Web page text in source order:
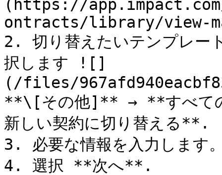
(https://
ontracts/library/view-
2. 切り替えたいテンプレー
択します ![]
(/files/
**\[その他]** → **すべての
新しい契約に切り替える**.
3. 必要な情報を入力します
4. 選択 **次へ**.